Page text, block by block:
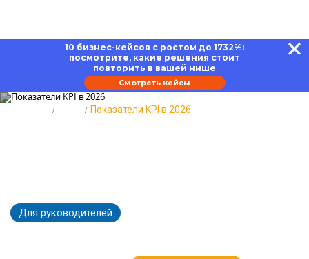
10 бизнес-кейсов с ростом до 1732%:
посмотрите, какие решения стоит
повторить в вашей нише
Смотреть кейсы
Показатели KPI в 2026
Для руководителей